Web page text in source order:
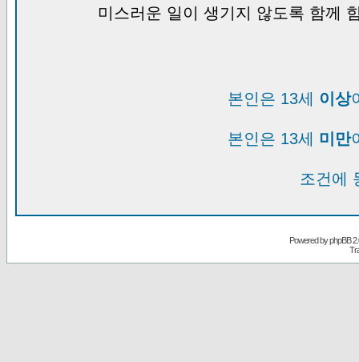
미스러운 일이 생기지 않도록 함께
본인은 13세 이상
본인은 13세 미만
조건에
Powered byphpBB